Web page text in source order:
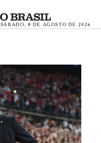
SÁBADO, 8 DE AGOSTO DE 2026